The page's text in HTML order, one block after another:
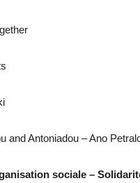
and Antoniadou – Ano
sociale –